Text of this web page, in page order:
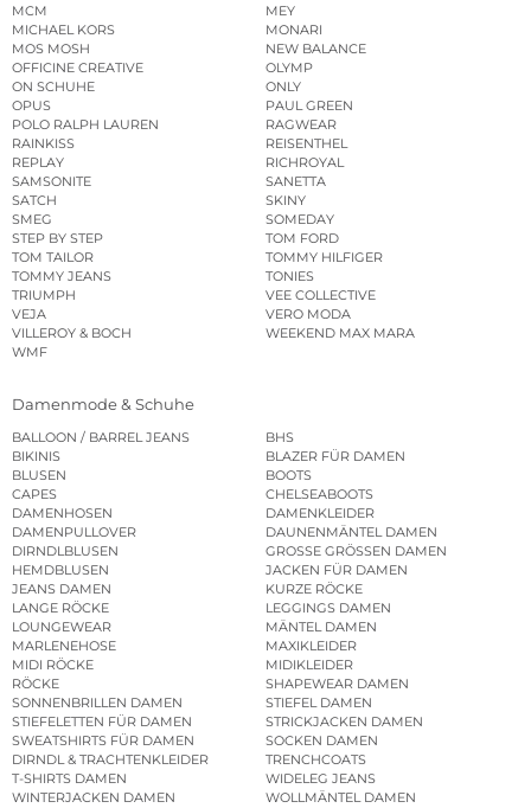
MCM
MEY
MICHAEL KORS
MONARI
MOS MOSH
NEW BALANCE
OFFICINE CREATIVE
OLYMP
ON SCHUHE
ONLY
OPUS
PAUL GREEN
POLO RALPH LAUREN
RAGWEAR
RAINKISS
REISENTHEL
REPLAY
RICHROYAL
SAMSONITE
SANETTA
SATCH
SKINY
SMEG
SOMEDAY
STEP BY STEP
TOM FORD
TOM TAILOR
TOMMY HILFIGER
TOMMY JEANS
TONIES
TRIUMPH
VEE COLLECTIVE
VEJA
VERO MODA
VILLEROY & BOCH
WEEKEND MAX MARA
WMF
Damenmode & Schuhe
BALLOON / BARREL JEANS
BHS
BIKINIS
BLAZER FÜR DAMEN
BLUSEN
BOOTS
CAPES
CHELSEABOOTS
DAMENHOSEN
DAMENKLEIDER
DAMENPULLOVER
DAUNENMÄNTEL DAMEN
DIRNDLBLUSEN
GROSSE GRÖSSEN DAMEN
HEMDBLUSEN
JACKEN FÜR DAMEN
JEANS DAMEN
KURZE RÖCKE
LANGE RÖCKE
LEGGINGS DAMEN
LOUNGEWEAR
MÄNTEL DAMEN
MARLENEHOSE
MAXIKLEIDER
MIDI RÖCKE
MIDIKLEIDER
RÖCKE
SHAPEWEAR DAMEN
SONNENBRILLEN DAMEN
STIEFEL DAMEN
STIEFELETTEN FÜR DAMEN
STRICKJACKEN DAMEN
SWEATSHIRTS FÜR DAMEN
SOCKEN DAMEN
DIRNDL & TRACHTENKLEIDER
TRENCHCOATS
T-SHIRTS DAMEN
WIDELEG JEANS
WINTERJACKEN DAMEN
WOLLMÄNTEL DAMEN